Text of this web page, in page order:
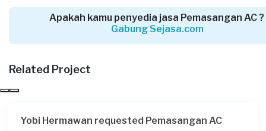
Tangerang Selatan, Banten
Apakah kamu penyedia jasa Pemasangan AC ?
Gabung Sejasa.com
Related Project
Yobi Hermawan requested Pemasangan AC